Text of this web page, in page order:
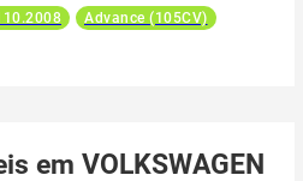
Advance (105CV)
em VOLKSWAGEN